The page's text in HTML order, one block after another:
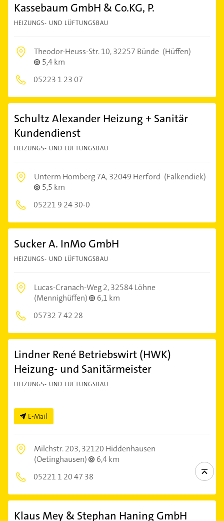
Kassebaum GmbH & Co.KG, P.
HEIZUNGS- UND LÜFTUNGSBAU
Theodor-Heuss-Str. 10,32257 Bünde (Hüffen)
5,4 km
05223 1 23 07
Schultz Alexander Heizung + Sanitär
Kundendienst
HEIZUNGS- UND LÜFTUNGSBAU
Unterm Homberg 7A,32049 Herford (Falkendiek)
5,5 km
05221 9 24 30-0
Sucker A. InMo GmbH
HEIZUNGS- UND LÜFTUNGSBAU
Lucas-Cranach-Weg 2,32584 Löhne
(Mennighüffen)
6,1 km
05732 7 42 28
Lindner René Betriebswirt (HWK)
Heizung- und Sanitärmeister
HEIZUNGS- UND LÜFTUNGSBAU
E-Mail
Milchstr. 203,32120 Hiddenhausen
(Oetinghausen)
6,4 km
05221 1 20 47 38
Klaus Mey & Stephan Haning GmbH